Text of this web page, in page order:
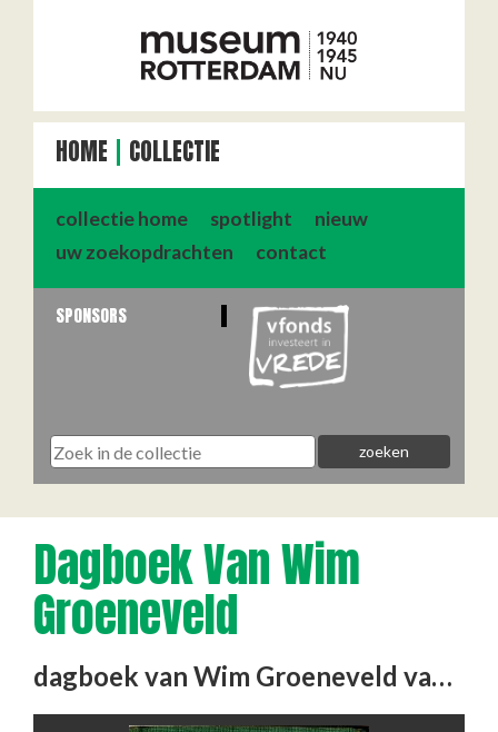
HOME COLLECTIE
collectie home spotlight
nieuw
uw zoekopdrachten
contact
SPONSORS
Dagboek Van Wim
Groeneveld
dagboek van Wim Groeneveld van 10 november 1944 tot 9 juni 1945